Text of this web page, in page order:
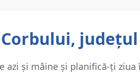
azi și mâine și planifică-ți